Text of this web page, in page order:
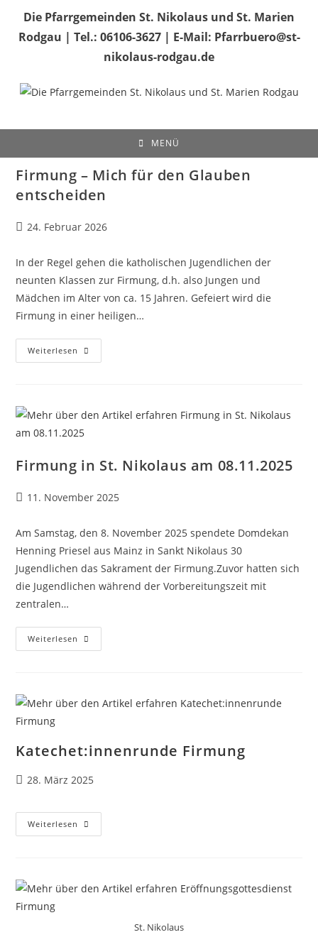
Inhalt
springen
Die Pfarrgemeinden St. Nikolaus und St. Marien
Rodgau | Tel.: 06106-3627 | E-Mail: Pfarrbuero@st-
nikolaus-rodgau.de
MENÜ
Firmung – Mich für den Glauben
entscheiden
Beitrag
24. Februar 2026
In der Regel gehen die katholischen Jugendlichen der
neunten Klassen zur Firmung, d.h. also Jungen und
Mädchen im Alter von ca. 15 Jahren. Gefeiert wird die
Firmung in einer heiligen…
Weiterlesen Firmung
–
Entscheiden
Firmung in St. Nikolaus am 08.11.2025
Beitrag
11. November 2025
Am Samstag, den 8. November 2025 spendete Domdekan
Henning Priesel aus Mainz in Sankt Nikolaus 30
Jugendlichen das Sakrament der Firmung.Zuvor hatten sich
die Jugendlichen während der Vorbereitungszeit mit
zentralen…
Weiterlesen Firmung
In
Katechet:innenrunde Firmung
Beitrag
28. März 2025
Weiterlesen Katechet:innenrunde
Firmung
St. Nikolaus